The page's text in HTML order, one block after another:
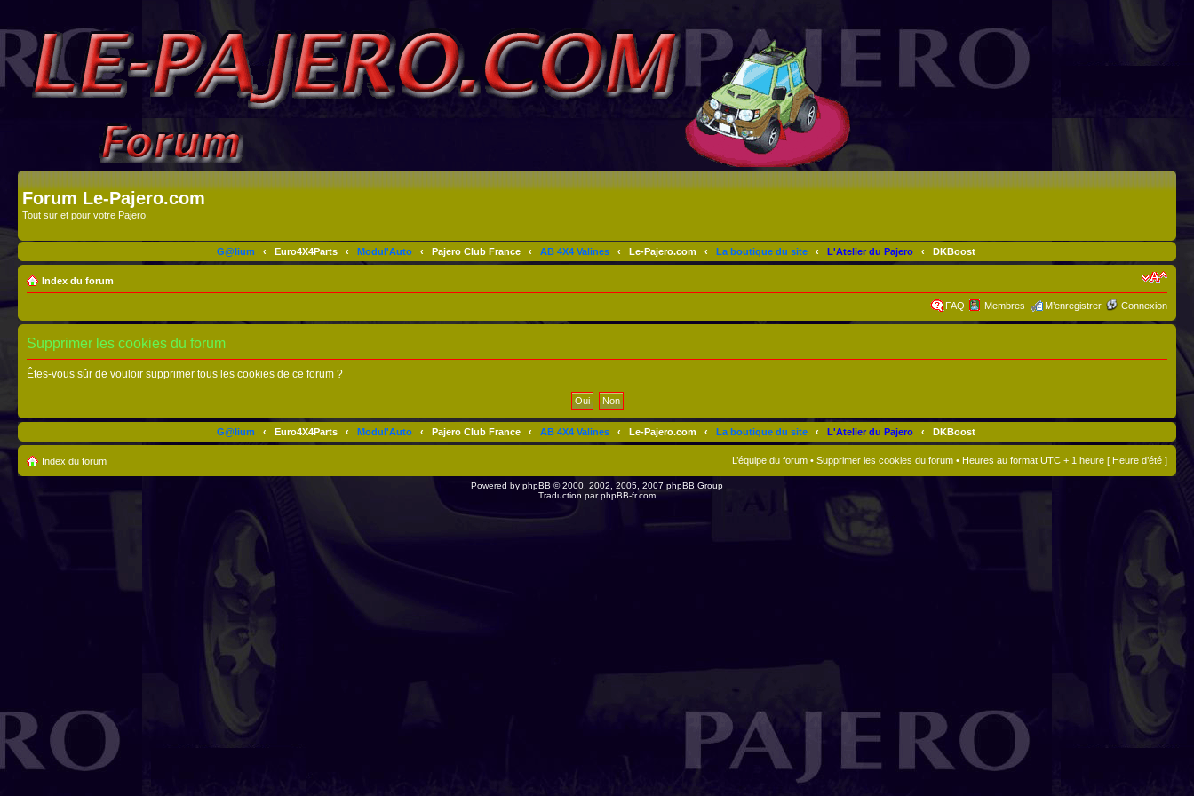
Forum Le-Pajero.com
Tout sur et pour votre Pajero.
G@lium ‹ Euro4X4Parts ‹ Modul'Auto ‹ Pajero Club France ‹ AB 4X4 Valines ‹ Le-Pajero.com ‹ La boutique du site ‹ L'Atelier du Pajero ‹ DKBoost
Index du forum
FAQ Membres M’enregistrer Connexion
Supprimer les cookies du forum
Êtes-vous sûr de vouloir supprimer tous les cookies de ce forum ?
G@lium ‹ Euro4X4Parts ‹ Modul'Auto ‹ Pajero Club France ‹ AB 4X4 Valines ‹ Le-Pajero.com ‹ La boutique du site ‹ L'Atelier du Pajero ‹ DKBoost
Index du forum L’équipe du forum • Supprimer les cookies du forum • Heures au format UTC + 1 heure [ Heure d’été ]
Powered by phpBB © 2000, 2002, 2005, 2007 phpBB Group
Traduction parphpBB-fr.com